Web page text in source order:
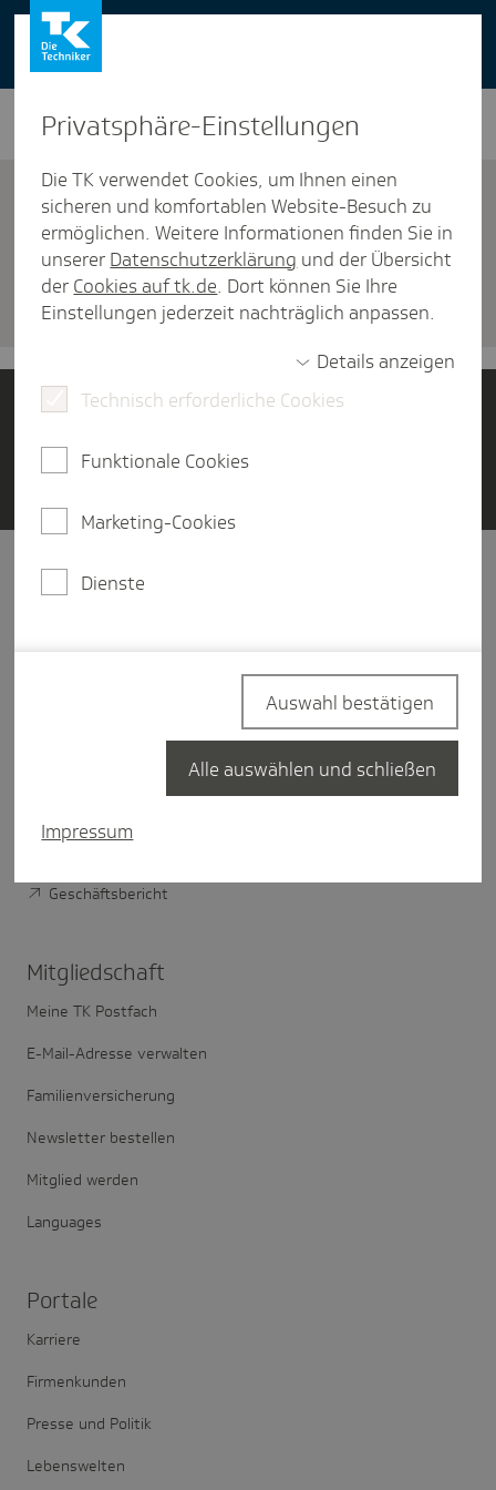
You can also use our website in English -
change to English version
Termin verein­baren
Versicherung
Jetzt Mitglied werden
Unter­nehmen
Geschäftsbericht
Mitglied­schaft
Meine TK Postfach
E-Mail-Adresse verwalten
Familienversicherung
Newsletter bestellen
Mitglied werden
Languages
Portale
Karriere
Firmenkunden
Presse und Politik
Lebenswelten
Privat­sphäre-Einstel­lungen
Die TK verwendet Cookies, um Ihnen einen
sicheren und komfortablen Website-Besuch zu
ermöglichen. Weitere Informationen finden Sie in
unserer Datenschutzerklärung und der Übersicht
der Cookies auf tk.de. Dort können Sie Ihre
Einstellungen jederzeit nachträglich anpassen.
Details anzeigen
Technisch erforderliche Cookies
Funktionale Cookies
Marketing-Cookies
Dienste
Impressum
Auswahl bestätigen
Alle auswählen und schließen